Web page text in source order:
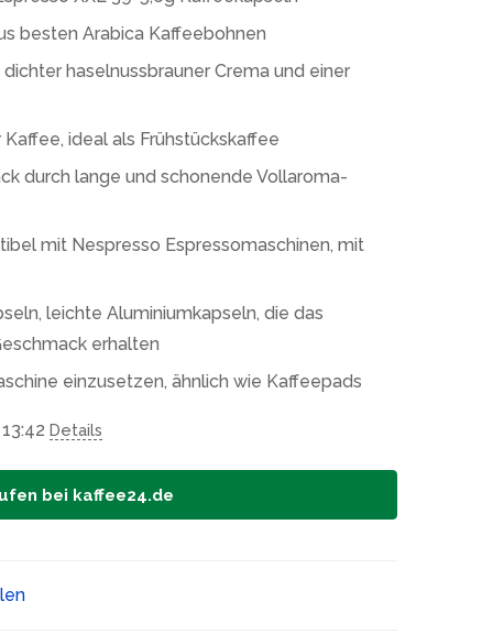
besten Arabica Kaffeebohnen
haselnussbrauner Crema und einer
ideal als Frühstückskaffee
durch lange und schonende Vollaroma-
mit Nespresso Espressomaschinen, mit
leichte Aluminiumkapseln, die das
erhalten
einzusetzen, ähnlich wie Kaffeepads
Details
bei kaffee24.de